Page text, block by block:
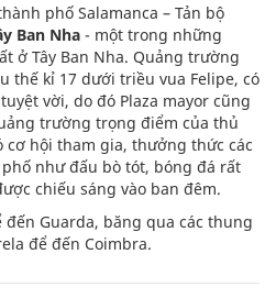
phố Salamanca – Tản bộ
Ban Nha - một trong những
ở Tây Ban Nha. Quảng trường
thế kỉ 17 dưới triều vua Felipe, có
vời, do đó Plaza mayor cũng
trường trọng điểm của thủ
cơ hội tham gia, thưởng thức các
như đấu bò tót, bóng đá rất
chiếu sáng vào ban đêm.
Guarda, băng qua các thung
để đến Coimbra.